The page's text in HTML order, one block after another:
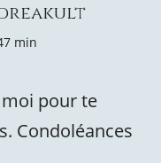
min
pour te
Condoléances